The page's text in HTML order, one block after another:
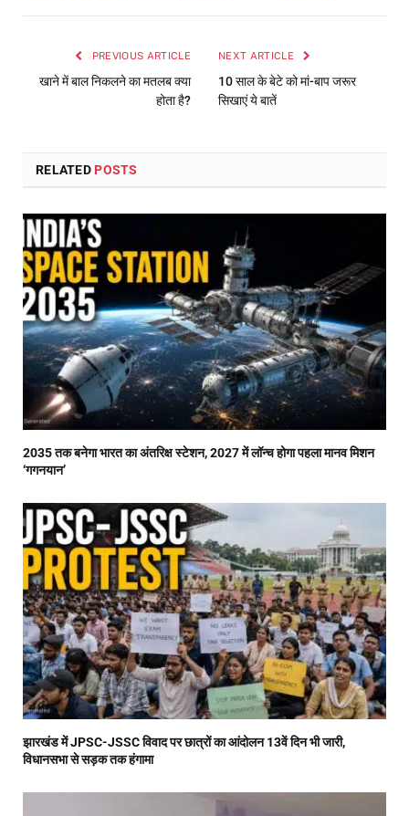
PREVIOUS ARTICLE
खाने में बाल निकलने का मतलब क्या
होता है?
NEXT ARTICLE
10 साल के बेटे को मां-बाप जरूर
सिखाएं ये बातें
RELATED POSTS
2035 तक बनेगा भारत का अंतरिक्ष स्टेशन, 2027 में लॉन्च होगा पहला मानव मिशन
‘गगनयान’
झारखंड में JPSC-JSSC विवाद पर छात्रों का आंदोलन 13वें दिन भी जारी,
विधानसभा से सड़क तक हंगामा